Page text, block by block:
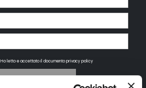
Ho letto e accettato il documentoprivacy policy